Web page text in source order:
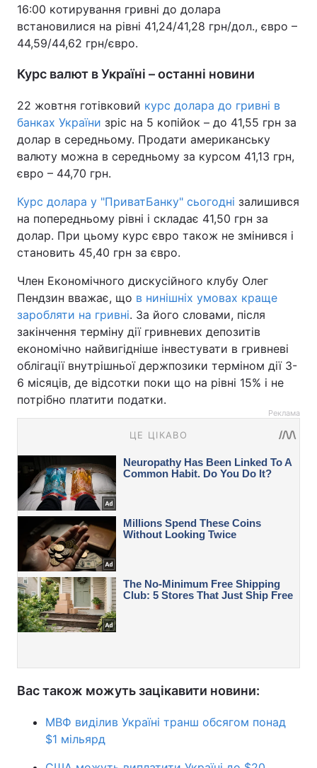
16:00 котирування гривні до долара
встановилися на рівні 41,24/41,28 грн/дол., євро –
44,59/44,62 грн/євро.
Курс валют в Україні – останні новини
22 жовтня готівковий курс долара до гривні в
банках України зріс на 5 копійок – до 41,55 грн за
долар в середньому. Продати американську
валюту можна в середньому за курсом 41,13 грн,
євро – 44,70 грн.
Курс долара у "ПриватБанку" сьогодні залишився
на попередньому рівні і складає 41,50 грн за
долар. При цьому курс євро також не змінився і
становить 45,40 грн за євро.
Член Економічного дискусійного клубу Олег
Пендзин вважає, що в нинішніх умовах краще
заробляти на гривні. За його словами, після
закінчення терміну дії гривневих депозитів
економічно найвигідніше інвестувати в гривневі
облігації внутрішньої держпозики терміном дії 3-
6 місяців, де відсотки поки що на рівні 15% і не
потрібно платити податки.
Реклама
Вас також можуть зацікавити новини:
МВФ виділив Україні транш обсягом понад
$1 мільярд